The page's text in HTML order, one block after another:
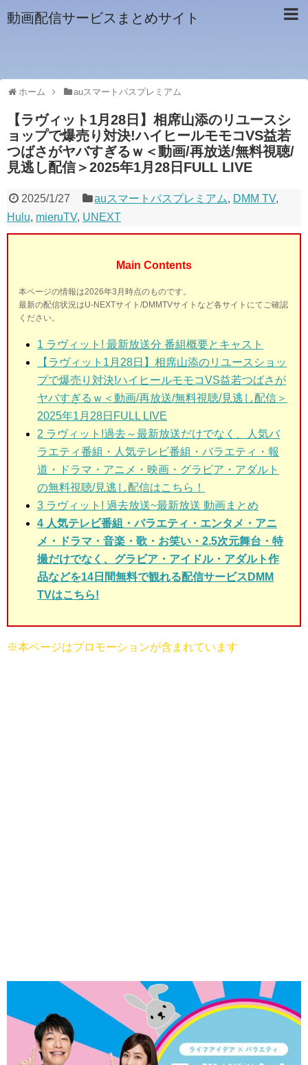
動画配信サービスまとめサイト
ホーム auスマートパスプレミアム
【ラヴィット1月28日】相席山添のリユースシ
ョップで爆売り対決!ハイヒールモモコVS益若
つばさがヤバすぎるｗ＜動画/再放送/無料視聴/
見逃し配信＞2025年1月28日FULL LIVE
2025/1/27 auスマートパスプレミアム, DMM TV,
Hulu, mieruTV, UNEXT
Main Contents
本ページの情報は2026年3月時点のものです。
最新の配信状況はU-NEXTサイト/DMMTVサイトなど各サイトにてご確認
ください。
1 ラヴィット! 最新放送分 番組概要とキャスト
【ラヴィット1月28日】相席山添のリユースショッ
プで爆売り対決!ハイヒールモモコVS益若つばさが
ヤバすぎるｗ＜動画/再放送/無料視聴/見逃し配信＞
2025年1月28日FULL LIVE
2 ラヴィット!過去～最新放送だけでなく、人気バ
ラエティ番組・人気テレビ番組・バラエティ・報
道・ドラマ・アニメ・映画・グラビア・アダルト
の無料視聴/見逃し配信はこちら！
3 ラヴィット! 過去放送~最新放送 動画まとめ
4 人気テレビ番組・バラエティ・エンタメ・アニ
メ・ドラマ・音楽・歌・お笑い・2.5次元舞台・特
撮だけでなく、グラビア・アイドル・アダルト作
品などを14日間無料で観れる配信サービスDMM
TVはこちら!
※本ページはプロモーションが含まれています